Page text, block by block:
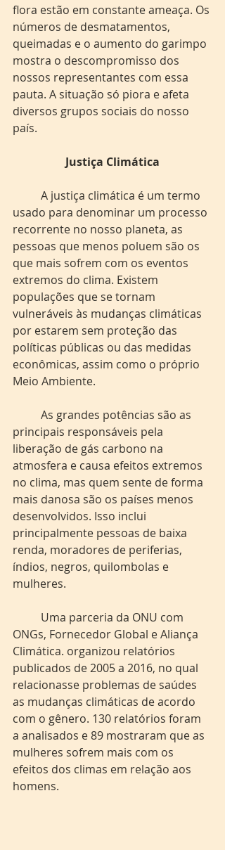
flora estão em constante ameaça. Os
números de desmatamentos,
queimadas e o aumento do garimpo
mostra o descompromisso dos
nossos representantes com essa
pauta. A situação só piora e afeta
diversos grupos sociais do nosso
país.
Justiça Climática
usado para denominar um processo
recorrente no nosso planeta, as
pessoas que menos poluem são os
que mais sofrem com os eventos
extremos do clima. Existem
populações que se tornam
vulneráveis às mudanças climáticas
por estarem sem proteção das
políticas públicas ou das medidas
econômicas, assim como o próprio
Meio Ambiente.
principais responsáveis pela
liberação de gás carbono na
atmosfera e causa efeitos extremos
no clima, mas quem sente de forma
mais danosa são os países menos
desenvolvidos. Isso inclui
principalmente pessoas de baixa
renda, moradores de periferias,
índios, negros, quilombolas e
mulheres.
ONGs, Fornecedor Global e Aliança
Climática. organizou relatórios
publicados de 2005 a 2016, no qual
relacionasse problemas de saúdes
as mudanças climáticas de acordo
com o gênero. 130 relatórios foram
a analisados e 89 mostraram que as
mulheres sofrem mais com os
efeitos dos climas em relação aos
homens.